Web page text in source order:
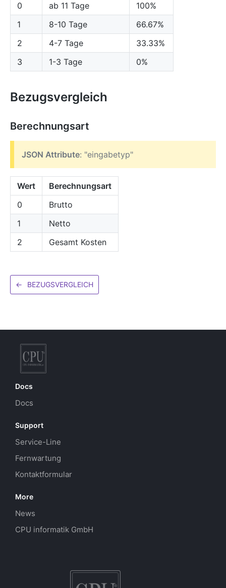
0
ab 11 Tage
100%
1
8-10 Tage
66.67%
2
4-7 Tage
33.33%
3
1-3 Tage 0%
Bezugsvergleich
Berechnungsart
JSON Attribute: "eingabetyp"
Wert
Berechnungsart
0
Brutto
1
Netto
2
Gesamt Kosten
← BEZUGSVERGLEICH
Docs
Docs
Support
Service-Line
Fernwartung
Kontaktformular
More
News
CPU informatik GmbH